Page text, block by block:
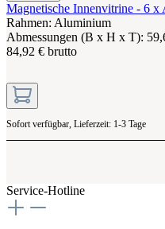
Magnetische Innenvitrine - 6 x
Rahmen: Aluminium
Abmessungen (B x H x T):
84,92 € brutto
Sofort verfügbar, Lieferzeit: 1-3 Tage
Service-Hotline